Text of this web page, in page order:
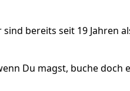
bereits seit 19 Jahren
Du magst, buche doch